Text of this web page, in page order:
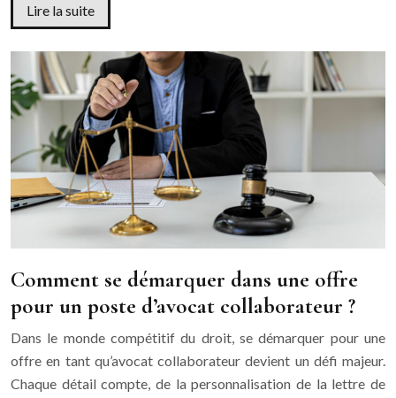
Lire la suite
Comment se démarquer dans une offre
pour un poste d’avocat collaborateur ?
Dans le monde compétitif du droit, se démarquer pour une
offre en tant qu’avocat collaborateur devient un défi majeur.
Chaque détail compte, de la personnalisation de la lettre de